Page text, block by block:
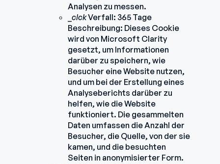
Analysen zu messen.
_clckVerfall: 365 Tage
Beschreibung: Dieses Cookie
wird von Microsoft Clarity
gesetzt, um Informationen
darüber zu speichern, wie
Besucher eine Website nutzen,
und um bei der Erstellung eines
Analyseberichts darüber zu
helfen, wie die Website
funktioniert. Die gesammelten
Daten umfassen die Anzahl der
Besucher, die Quelle, von der sie
kamen, und die besuchten
Seiten in anonymisierter Form.